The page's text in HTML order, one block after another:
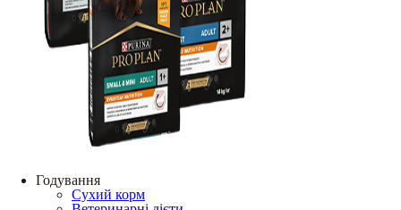
Годування
Сухий корм